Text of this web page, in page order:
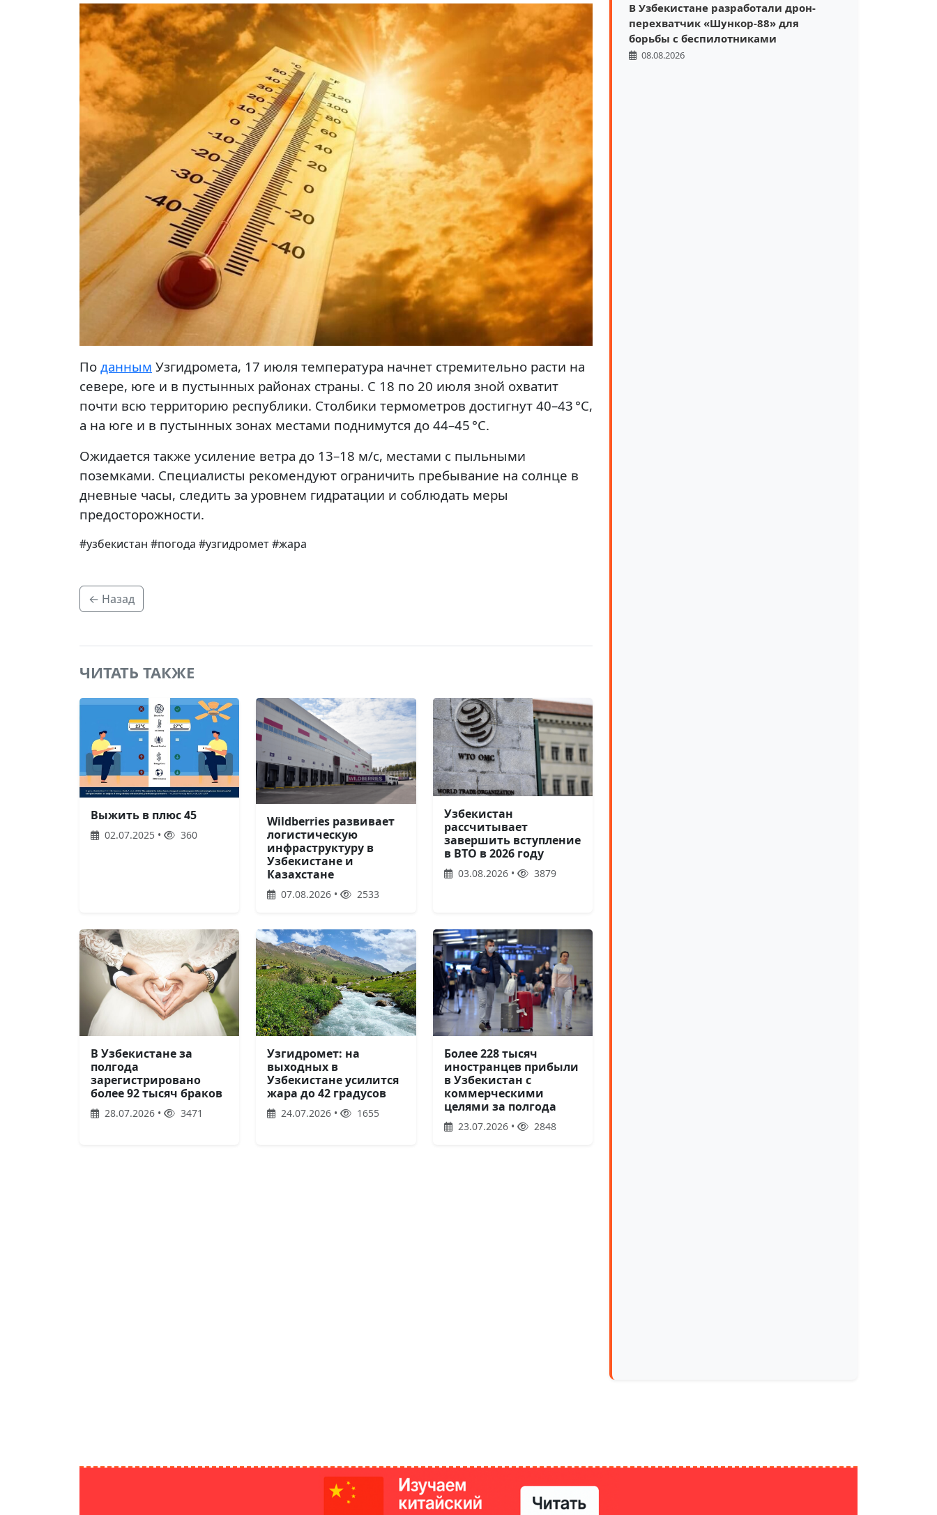
По данным Узгидромета, 17 июля температура начнет стремительно расти на
севере, юге и в пустынных районах страны. С 18 по 20 июля зной охватит
почти всю территорию республики. Столбики термометров достигнут 40–43 °C,
а на юге и в пустынных зонах местами поднимутся до 44–45 °C.
Ожидается также усиление ветра до 13–18 м/с, местами с пыльными
поземками. Специалисты рекомендуют ограничить пребывание на солнце в
дневные часы, следить за уровнем гидратации и соблюдать меры
предосторожности.
#узбекистан #погода #узгидромет #жара
← Назад
ЧИТАТЬ ТАКЖЕ
Выжить в плюс 45
02.07.2025 • 360
Wildberries развивает
логистическую
инфраструктуру в
Узбекистане и
Казахстане
07.08.2026 • 2533
Узбекистан
рассчитывает
завершить вступление
в ВТО в 2026 году
03.08.2026 • 3879
В Узбекистане за
полгода
зарегистрировано
более 92 тысяч браков
28.07.2026 • 3471
Узгидромет: на
выходных в
Узбекистане усилится
жара до 42 градусов
24.07.2026 • 1655
Более 228 тысяч
иностранцев прибыли
в Узбекистан с
коммерческими
целями за полгода
23.07.2026 • 2848
В Узбекистане разработали дрон-
перехватчик «Шункор-88» для
борьбы с беспилотниками
08.08.2026